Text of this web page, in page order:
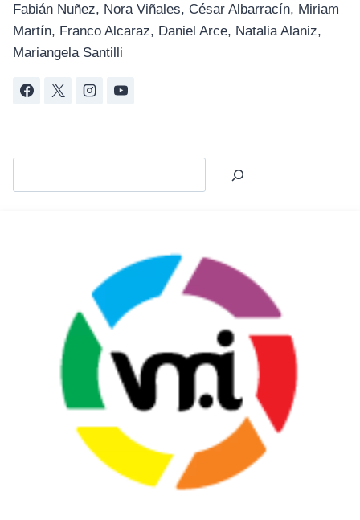
Fabián Nuñez, Nora Viñales, César Albarracín, Miriam
Martín, Franco Alcaraz, Daniel Arce, Natalia Alaniz,
Mariangela Santilli